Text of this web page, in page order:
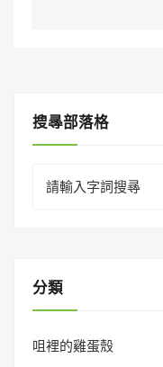
搜㝷部落格
for:
分類
咀裡的雞蛋殼